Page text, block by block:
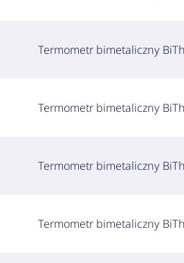
Termometr bimetaliczny
Termometr bimetaliczny
Termometr bimetaliczny
Termometr bimetaliczny